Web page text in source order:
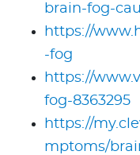
brain-fog-
https://
-fog
https://
fog-8363295
https://
mptoms/